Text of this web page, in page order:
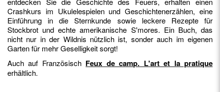
Crashkurs im Ukulelespielen und Geschichtenerzählen, eine
Einführung in die Sternkunde sowie leckere Rezepte für
Stockbrot und echte amerikanische S'mores. Ein Buch, das
nicht nur in der Wildnis nützlich ist, sonder auch im eigenen
Garten für mehr Geselligkeit sorgt!
Auch auf Französisch Feux de camp. L'art et la pratique
erhältlich.